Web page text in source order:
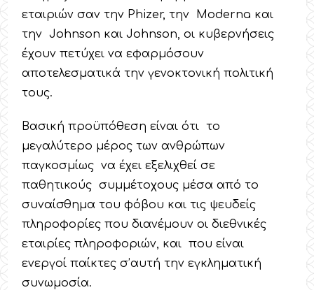
εταιριών σαν την Phizer, την Moderna και
την Johnson και Johnson, οι κυβερνήσεις
έχουν πετύχει να εφαρμόσουν
αποτελεσματικά την γενοκτονική πολιτική
τους.
Βασική προϋπόθεση είναι ότι το
μεγαλύτερο μέρος των ανθρώπων
παγκοσμίως να έχει εξελιχθεί σε
παθητικούς συμμέτοχους μέσα από το
συναίσθημα του φόβου και τις ψευδείς
πληροφορίες που διανέμουν οι διεθνικές
εταιρίες πληροφοριών, και που είναι
ενεργοί παίκτες σ’αυτή την εγκληματική
συνωμοσία.